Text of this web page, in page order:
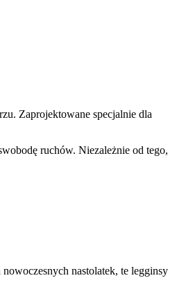
Zaprojektowane specjalnie dla
ruchów. Niezależnie od tego,
nastolatek, te legginsy